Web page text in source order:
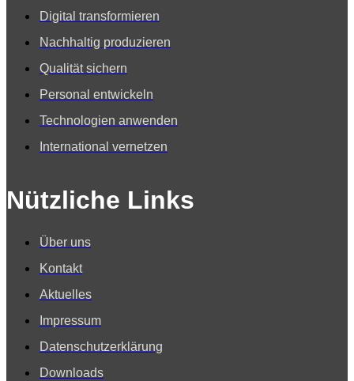
Digital transformieren
Nachhaltig produzieren
Qualität sichern
Personal entwickeln
Technologien anwenden
International vernetzen
Nützliche Links
Über uns
Kontakt
Aktuelles
Impressum
Datenschutzerklärung
Downloads